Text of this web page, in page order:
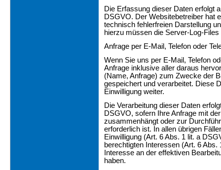
Die Erfassung dieser Daten erfolgt
DSGVO. Der Websitebetreiber hat
technisch fehlerfreien Darstellung
hierzu müssen die Server-Log-
Anfrage per E-Mail, Telefon oder
Wenn Sie uns per E-Mail, Telefon
Anfrage inklusive aller daraus
(Name, Anfrage) zum Zwecke der
gespeichert und verarbeitet. Diese
Einwilligung weiter.
Die Verarbeitung dieser Daten
DSGVO, sofern Ihre Anfrage mit
zusammenhängt oder zur
erforderlich ist. In allen übrigen
Einwilligung (Art. 6 Abs. 1 lit. a
berechtigten Interessen (Art. 6
Interesse an der effektiven
haben.